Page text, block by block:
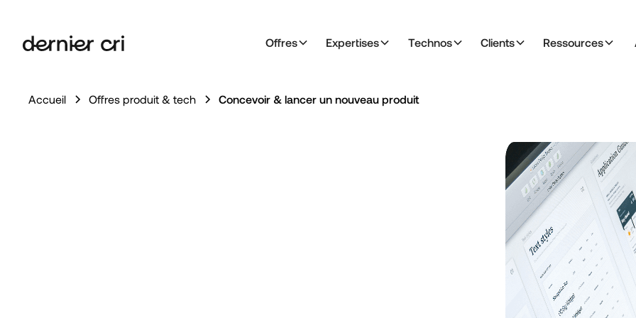
Offres Expertises Technos Clients Ressources
Accueil Offres produit & tech Concevoir & lancer un nouveau produit